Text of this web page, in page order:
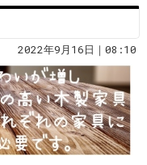
2022年9月16日｜08:10